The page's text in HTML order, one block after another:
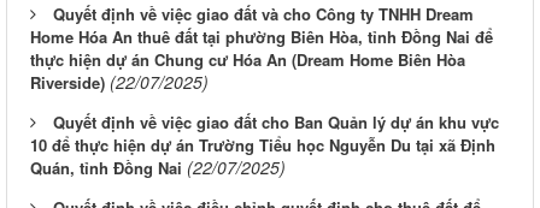
Quyết định về việc giao đất và cho Công ty TNHH Dream
Home Hóa An thuê đất tại phường Biên Hòa, tỉnh Đồng Nai để
thực hiện dự án Chung cư Hóa An (Dream Home Biên Hòa
Riverside) (22/07/2025)
Quyết định về việc giao đất cho Ban Quản lý dự án khu vực
10 để thực hiện dự án Trường Tiểu học Nguyễn Du tại xã Định
Quán, tỉnh Đồng Nai (22/07/2025)